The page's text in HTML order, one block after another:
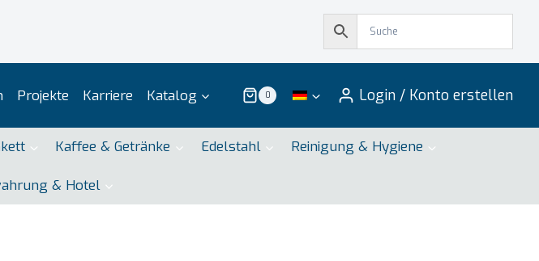
Projekte Karriere Katalog 0 Login / Konto erstellen
Kaffee & Getränke Edelstahl Reinigung & Hygiene
& Hotel